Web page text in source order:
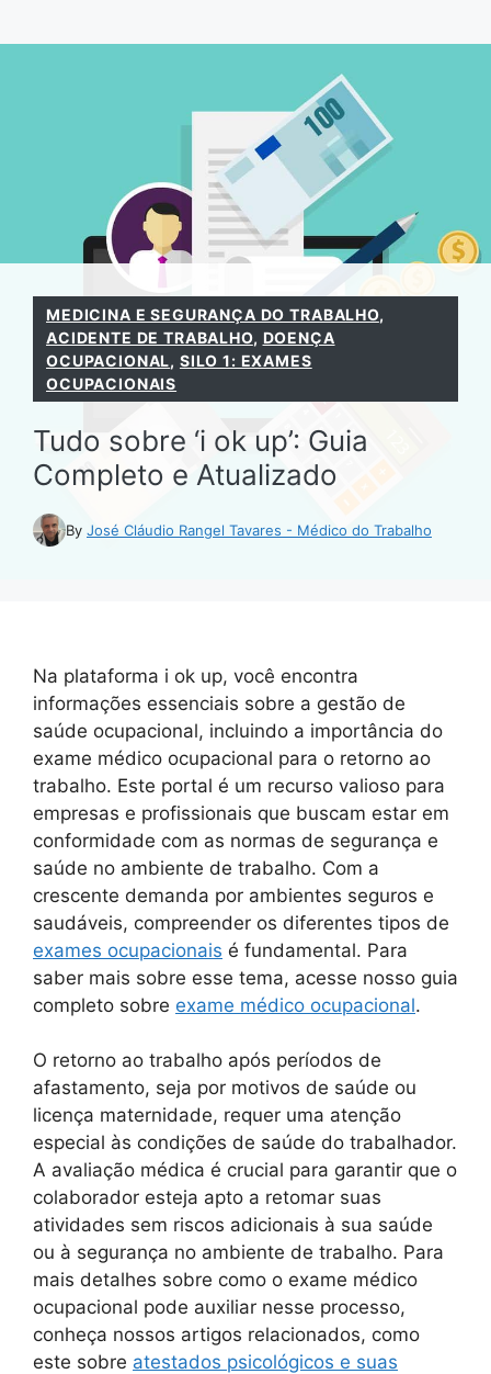
para
MEDICINA E SEGURANÇA DO TRABALHO,
ACIDENTE DE TRABALHO, DOENÇA
OCUPACIONAL, SILO 1: EXAMES
OCUPACIONAIS
Tudo sobre ‘i ok up’: Guia
Completo e Atualizado
By José Cláudio Rangel Tavares - Médico do Trabalho
Na plataforma i ok up, você encontra
informações essenciais sobre a gestão de
saúde ocupacional, incluindo a importância do
exame médico ocupacional para o retorno ao
trabalho. Este portal é um recurso valioso para
empresas e profissionais que buscam estar em
conformidade com as normas de segurança e
saúde no ambiente de trabalho. Com a
crescente demanda por ambientes seguros e
saudáveis, compreender os diferentes tipos de
exames ocupacionais é fundamental. Para
saber mais sobre esse tema, acesse nosso guia
completo sobre exame médico ocupacional.
O retorno ao trabalho após períodos de
afastamento, seja por motivos de saúde ou
licença maternidade, requer uma atenção
especial às condições de saúde do trabalhador.
A avaliação médica é crucial para garantir que o
colaborador esteja apto a retomar suas
atividades sem riscos adicionais à sua saúde
ou à segurança no ambiente de trabalho. Para
mais detalhes sobre como o exame médico
ocupacional pode auxiliar nesse processo,
conheça nossos artigos relacionados, como
este sobre atestados psicológicos e suas